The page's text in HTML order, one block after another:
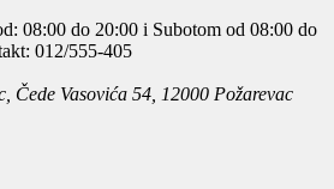
08:00 do 20:00 i Subotom od 08:00 do
012/555-405
Čede Vasovića 54, 12000 Požarevac